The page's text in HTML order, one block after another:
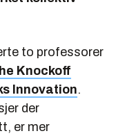
to professorer
Knockoff
Innovation.
der
er mer